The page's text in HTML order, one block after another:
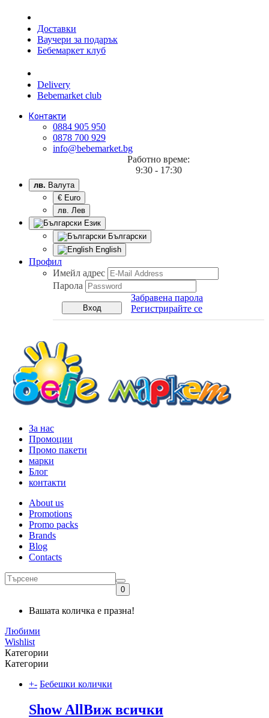
Доставки
Ваучери за подарък
Бебемаркет клуб
Delivery
Bebemarket club
Контакти
0884 905 950
0878 700 929
info@bebemarket.bg
Работно време:
9:30 - 17:30
лв. Валута
€ Euro
лв. Лев
Език
Български
English
Профил
Имейл адрес
Парола
Забравена парола
Регистрирайте се
За нас
Промоции
Промо пакети
марки
Блог
контакти
About us
Promotions
Promo packs
Brands
Blog
Contacts
0
Вашата количка е празна!
Любими
Wishlist
Категории
Категории
+- Бебешки колички
Show AllВиж всички